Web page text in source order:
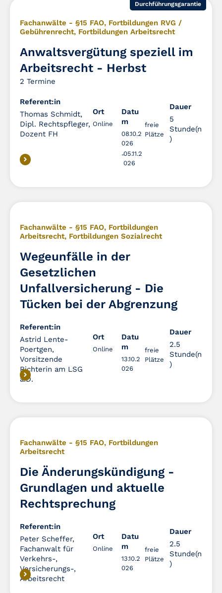
Durchführungsgarantie
Fachanwälte - §15 FAO, Fortbildungen RVG /
Gebührenrecht, Fortbildungen Arbeitsrecht
Anwaltsvergütung speziell im
Arbeitsrecht - Herbst
2 Termine
Referent:in
Thomas Schmidt,
Dipl. Rechtspfleger,
Dozent FH
Ort
Online
Datu
m
08.10.2
026
05.11.2
026
freie
Plätze
Dauer
5
Stunde(n
)
Fachanwälte - §15 FAO, Fortbildungen
Arbeitsrecht, Fortbildungen Sozialrecht
Wegeunfälle in der
Gesetzlichen
Unfallversicherung - Die
Tücken bei der Abgrenzung
Referent:in
Astrid Lente-
Poertgen,
Vorsitzende
Richterin am LSG
a.D.
Ort
Online
Datu
m
13.10.2
026
freie
Plätze
Dauer
2.5
Stunde(n
)
Fachanwälte - §15 FAO, Fortbildungen
Arbeitsrecht
Die Änderungskündigung -
Grundlagen und aktuelle
Rechtsprechung
Referent:in
Peter Scheffer,
Fachanwalt für
Verkehrs-,
Versicherungs-,
Arbeitsrecht
Ort
Online
Datu
m
13.10.2
026
freie
Plätze
Dauer
2.5
Stunde(n
)